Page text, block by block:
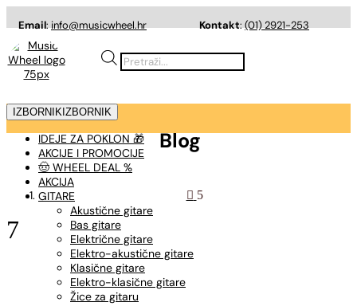
Email:info@musicwheel.hr Kontakt:(01) 2921-253
Products
search
IZBORNIK IZBORNIK
IDEJE ZA POKLON 🎁
AKCIJE I PROMOCIJE
🤠 WHEEL DEAL %
AKCIJA
GITARE
Akustične gitare
Bas gitare
Električne gitare
Elektro-akustične gitare
Klasične gitare
Elektro-klasične gitare
Žice za gitaru
Blog

7